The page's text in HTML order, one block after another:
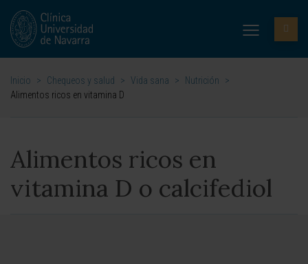
Inicio > Chequeos y salud > Vida sana > Nutrición
>
Alimentos ricos en vitamina D
Alimentos ricos en
vitamina D o calcifediol